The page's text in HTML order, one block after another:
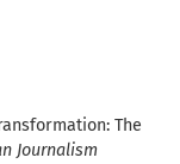
The
Journalism